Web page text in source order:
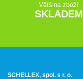
Většina zboží
SKLADEM
SCHELLEX, spol. s r. o.